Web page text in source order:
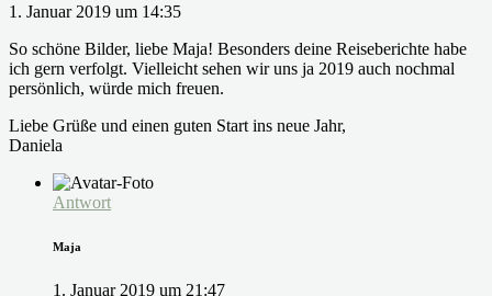
1. Januar 2019 um 14:35
So schöne Bilder, liebe Maja! Besonders deine Reiseberichte habe
ich gern verfolgt. Vielleicht sehen wir uns ja 2019 auch nochmal
persönlich, würde mich freuen.
Liebe Grüße und einen guten Start ins neue Jahr,
Daniela
Antwort
Maja
1. Januar 2019 um 21:47